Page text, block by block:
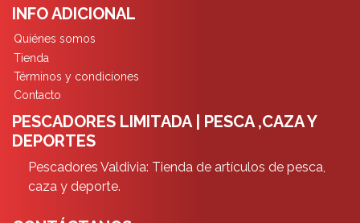
INFO ADICIONAL
Quiénes somos
Tienda
Términos y condiciones
Contacto
PESCADORES LIMITADA | PESCA ,CAZA Y
DEPORTES
Pescadores Valdivia: Tienda de artículos de pesca,
caza y deporte.